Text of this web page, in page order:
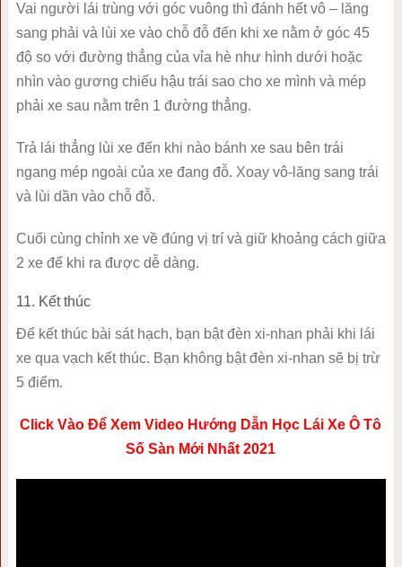
Vai người lái trùng với góc vuông thì đánh hết vô – lăng
sang phải và lùi xe vào chỗ đỗ đến khi xe nằm ở góc 45
độ so với đường thẳng của vỉa hè như hình dưới hoặc
nhìn vào gương chiếu hậu trái sao cho xe mình và mép
phải xe sau nằm trên 1 đường thẳng.
Trả lái thẳng lùi xe đến khi nào bánh xe sau bên trái
ngang mép ngoài của xe đang đỗ. Xoay vô-lăng sang trái
và lùi dần vào chỗ đỗ.
Cuối cùng chỉnh xe về đúng vị trí và giữ khoảng cách giữa
2 xe để khi ra được dễ dàng.
11. Kết thúc
Để kết thúc bài sát hạch, bạn bật đèn xi-nhan phải khi lái
xe qua vạch kết thúc. Bạn không bật đèn xi-nhan sẽ bị trừ
5 điểm.
Click Vào Để Xem Video Hướng Dẫn Học Lái Xe Ô Tô
Số Sàn Mới Nhất 2021